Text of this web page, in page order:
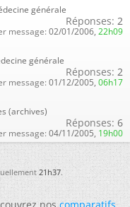
générale
Réponses: 2
message: 02/01/2006, 22h09
générale
Réponses: 2
message: 01/12/2005, 06h17
(archives)
Réponses: 6
message: 04/11/2005, 19h00
21h37.